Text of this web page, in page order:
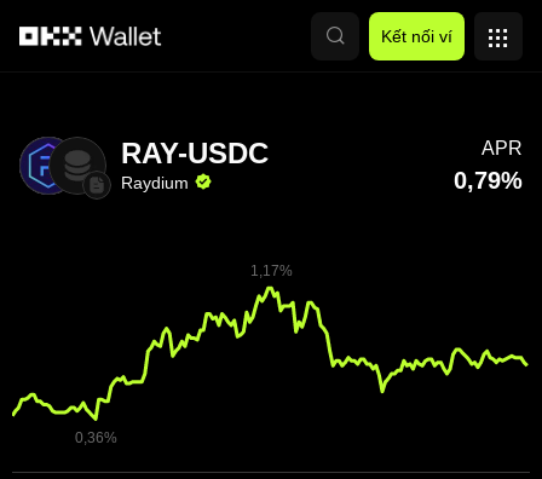
Kết nối ví
RAY-USDC
Raydium
APR
0,79%